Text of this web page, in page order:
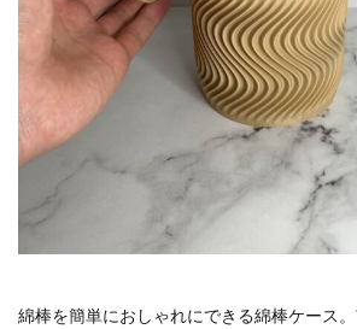
綿棒を簡単におしゃれにできる綿棒ケース